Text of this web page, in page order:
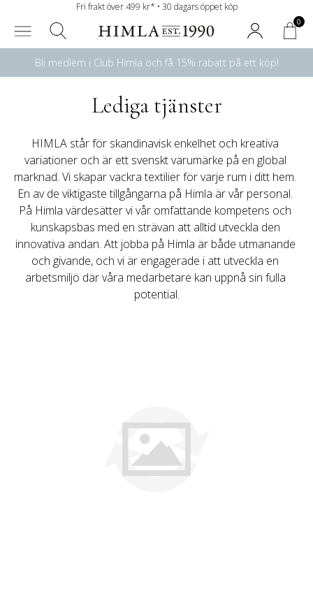
Fri frakt över 499 kr* • 30 dagars öppet köp
0
Bli medlem i Club Himla och få 15% rabatt på ett köp!
Lediga tjänster
HIMLA står för skandinavisk enkelhet och kreativa
variationer och är ett svenskt varumärke på en global
marknad. Vi skapar vackra textilier för varje rum i ditt hem.
En av de viktigaste tillgångarna på Himla är vår personal.
På Himla värdesätter vi vår omfattande kompetens och
kunskapsbas med en strävan att alltid utveckla den
innovativa andan. Att jobba på Himla är både utmanande
och givande, och vi är engagerade i att utveckla en
arbetsmiljö där våra medarbetare kan uppnå sin fulla
potential.